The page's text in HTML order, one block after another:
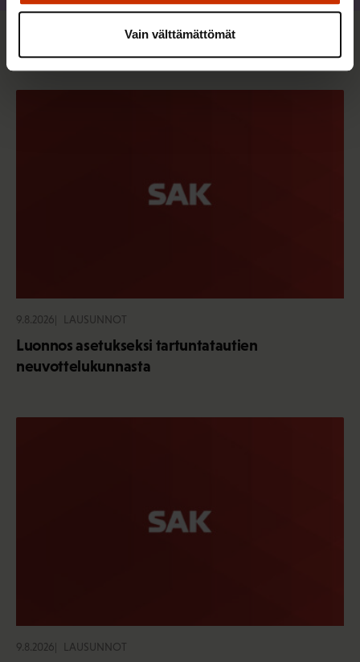
Vain välttämättömät
Sinua saattaa myös kiinnostaa
9.8.2026 LAUSUNNOT
Luonnos asetukseksi tartuntatautien
neuvottelukunnasta
9.8.2026 LAUSUNNOT